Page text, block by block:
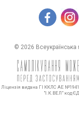
© 2026
Ліцензія видана ГІ ККЛС АЕ
"І.К.ВЕЛ" код